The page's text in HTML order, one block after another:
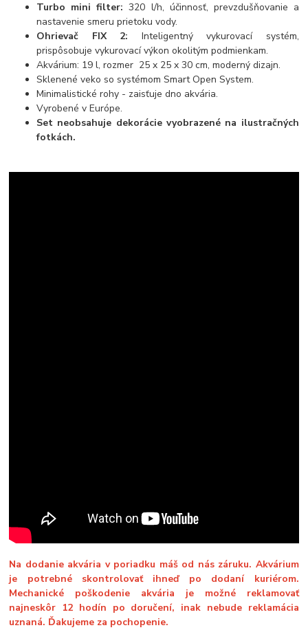
Turbo mini filter: 320 l/h, účinnosť, prevzdušňovanie a
nastavenie smeru prietoku vody.
Ohrievač FIX 2: Inteligentný vykurovací systém,
prispôsobuje vykurovací výkon okolitým podmienkam.
Akvárium: 19 l, rozmer 25 x 25 x 30 cm, moderný dizajn.
Sklenené veko so systémom Smart Open System.
Minimalistické rohy - zaisťuje dno akvária.
Vyrobené v Európe.
Set neobsahuje dekorácie vyobrazené na ilustračných
fotkách.
Na dodanie akvária v poriadku máš od nás záruku. Akvárium
je potrebné skontrolovať ihneď po dodaní kuriérom.
Mechanické poškodenie akvária je možné reklamovať
najneskôr 12 hodín po doručení, inak nebude reklamácia
uznaná. Ďakujeme za pochopenie.